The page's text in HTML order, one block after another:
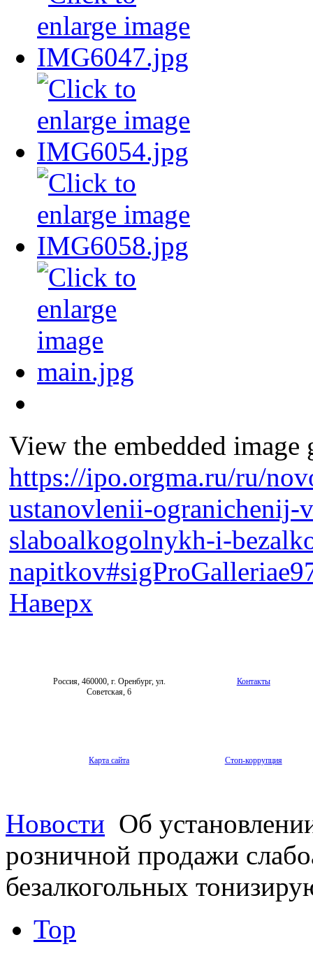
View the embedded
https://ipo.orgma.ru/ru/
ustanovlenii-ogranichenij-
slaboalkogolnykh-i-
Наверх
Россия, 460000, г. Оренбург, ул.
Советская, 6
Контакты
Карта сайта Стоп-коррупция
Новости Об
розничной продажи
безалкогольных
Top